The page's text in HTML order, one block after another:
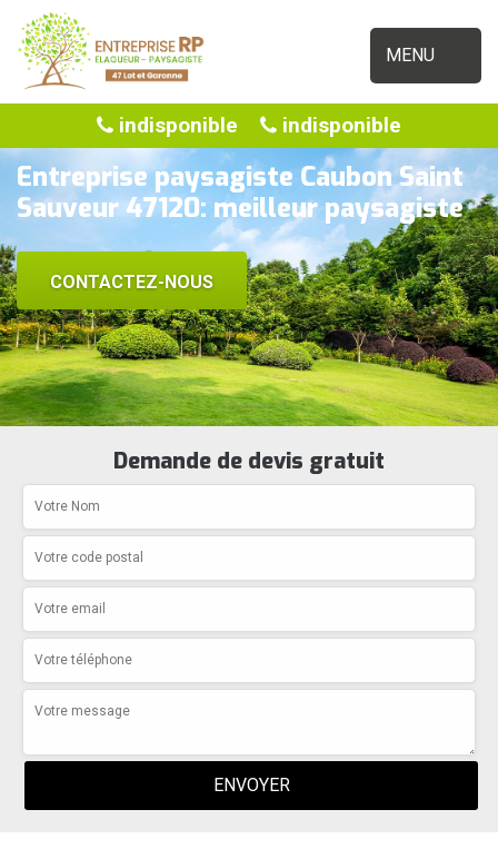
MENU
indisponible indisponible
Entreprise paysagiste Caubon Saint
Sauveur 47120: meilleur paysagiste
CONTACTEZ-NOUS
Demande de devis gratuit